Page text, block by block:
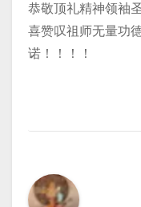
恭敬顶礼精神领袖
喜赞叹祖师无量功
诺！！！！